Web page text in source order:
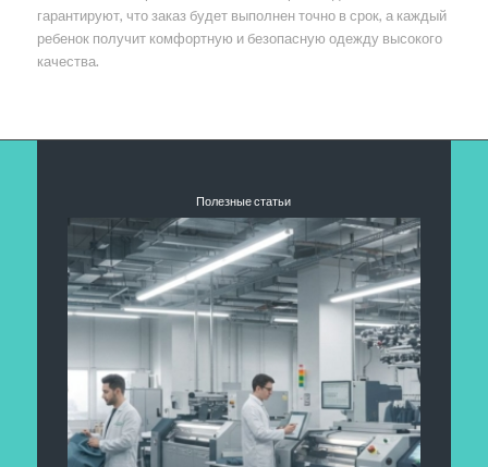
гарантируют, что заказ будет выполнен точно в срок, а каждый
ребенок получит комфортную и безопасную одежду высокого
качества.
Полезные статьи